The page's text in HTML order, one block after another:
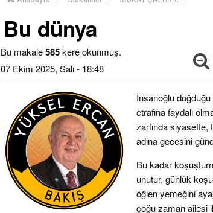
Bu dünya
Bu makale585kere okunmuş.
07 Ekim 2025, Salı - 18:48
İnsanoğlu
etrafına faydalı
zarfında siyasette,
adına gecesini
Bu kadar
unutur, günlük
öğlen yemeğini
çoğu zaman ailesi